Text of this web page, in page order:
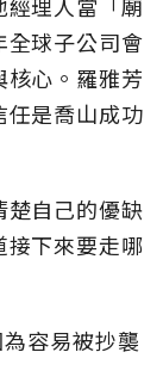
球子公司會
心。羅雅芳
是喬山成功
楚自己的優缺
接下來要走哪
容易被抄襲